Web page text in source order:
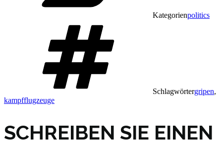
Kategorienpolitics
Schlagwörtergripen,
kampfflugzeuge
SCHREIBEN SIE EINEN